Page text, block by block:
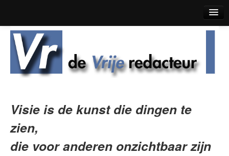
Home
Blog
Korte Verhalen
Over De Vrije Redacteur
Contact
Visie is de kunst die dingen te
zien,
die voor anderen onzichtbaar zijn